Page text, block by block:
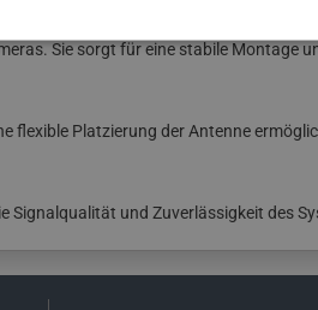
Sie sorgt für eine stabile Montage
flexible Platzierung der Antenne
Signalqualität und Zuverlässigkeit des